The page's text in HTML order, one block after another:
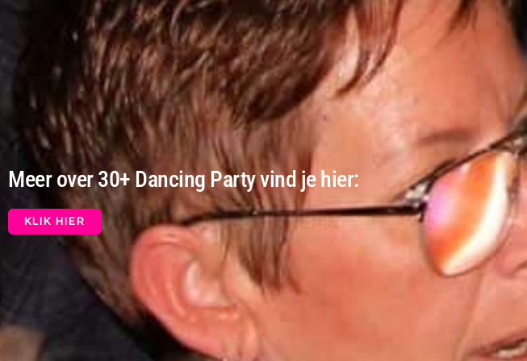
Meer over 30+ Dancing Party vind je hier:
KLIK HIER